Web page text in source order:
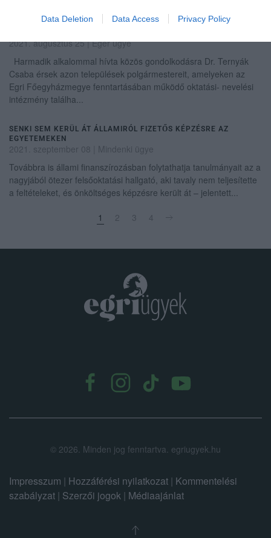
Data Deletion Data Access Privacy Policy
MIRKÓCZKI: ÉN AZ OKTATÁS ÉS A SZOCIÁLIS TERÜLET EGYRE
2021. augusztus 25|Eger ügye
Harmadik alkalommal hívta közös gondolkodásra Dr. Ternyák
Csaba érsek azon települések polgármestereit, amelyeken az
Egri Főegyházmegye fenntartásában működő oktatási- nevelési
intézmény találha...
SENKI SEM KERÜL ÁT ÁLLAMIRÓL FIZETŐS KÉPZÉSRE AZ
EGYETEMEKEN
2021. szeptember 08
Mindenki ügye
Továbbra is állami finanszírozásban folytathatja tanulmányait az a
nagyjából ötezer felsőoktatási hallgató, aki tavaly nem teljesítette
a feltételeket, és önköltséges képzésre került át – jelentett...
1 2 3 4
© 2026. Minden jog fenntartva. egriugyek.hu
Impresszum | Hozzáférési nyilatkozat | Kommentelési
szabályzat | Szerzői jogok | Médiaajánlat